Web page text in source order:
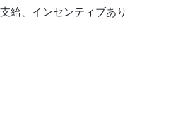
給、インセンティブあり